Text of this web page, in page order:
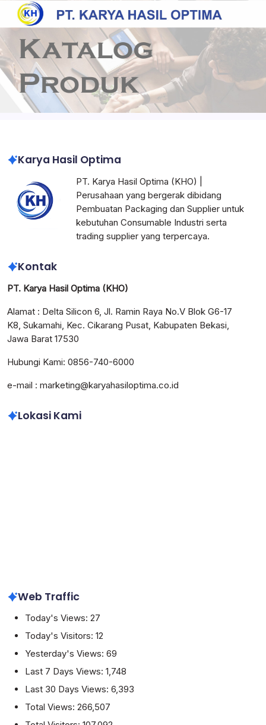
Karya Hasil Optima
PT. Karya Hasil Optima (KHO) |
Perusahaan yang bergerak dibidang
Pembuatan Packaging dan Supplier untuk
kebutuhan Consumable Industri serta
trading supplier yang terpercaya.
Kontak
PT. Karya Hasil Optima (KHO)
Alamat : Delta Silicon 6, Jl. Ramin Raya No.V Blok G6-17
K8, Sukamahi, Kec. Cikarang Pusat, Kabupaten Bekasi,
Jawa Barat 17530
Hubungi Kami: 0856-740-6000
e-mail : marketing@karyahasiloptima.co.id
Lokasi Kami
Web Traffic
Today's Views: 27
Today's Visitors: 12
Yesterday's Views: 69
Last 7 Days Views: 1,748
Last 30 Days Views: 6,393
Total Views: 266,507